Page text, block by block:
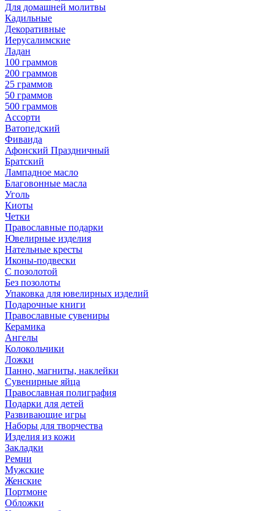
Для домашней молитвы
Кадильные
Декоративные
Иерусалимские
Ладан
100 граммов
200 граммов
25 граммов
50 граммов
500 граммов
Ассорти
Ватопедский
Фиваида
Афонский Праздничный
Братский
Лампадное масло
Благовонные масла
Уголь
Киоты
Четки
Православные подарки
Ювелирные изделия
Нательные кресты
Иконы-подвески
С позолотой
Без позолоты
Упаковка для ювелирных изделий
Подарочные книги
Православные сувениры
Керамика
Ангелы
Колокольчики
Ложки
Панно, магниты, наклейки
Сувенирные яйца
Православная полиграфия
Подарки для детей
Развивающие игры
Наборы для творчества
Изделия из кожи
Закладки
Ремни
Мужские
Женские
Портмоне
Обложки